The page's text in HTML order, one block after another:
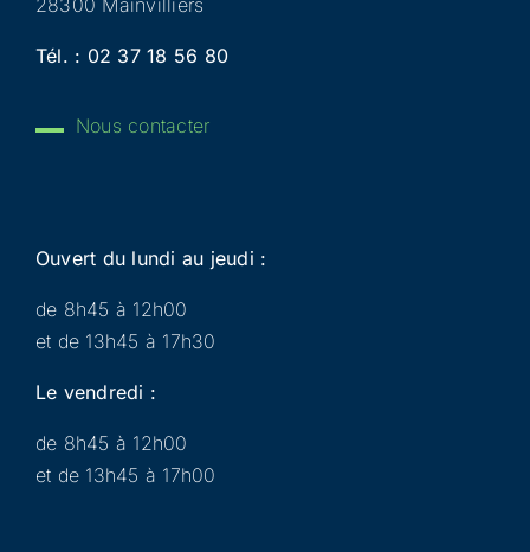
28300 Mainvilliers
Tél. : 02 37 18 56 80
Nous contacter
Ouvert du lundi au jeudi :
de 8h45 à 12h00
et de 13h45 à 17h30
Le vendredi :
de 8h45 à 12h00
et de 13h45 à 17h00